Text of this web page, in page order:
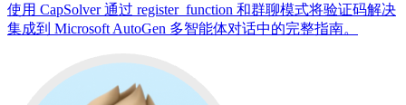
使用 CapSolver 通过 register_function 和群聊模式将验证码解决
集成到 Microsoft AutoGen 多智能体对话中的完整指南。